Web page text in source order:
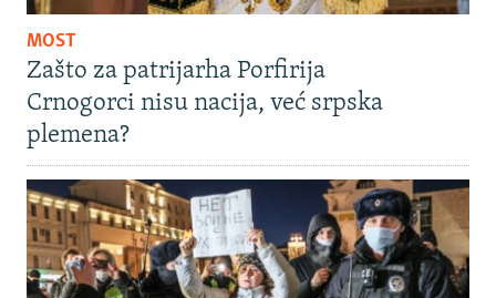
MOST
Zašto za patrijarha Porfirija
Crnogorci nisu nacija, već srpska
plemena?